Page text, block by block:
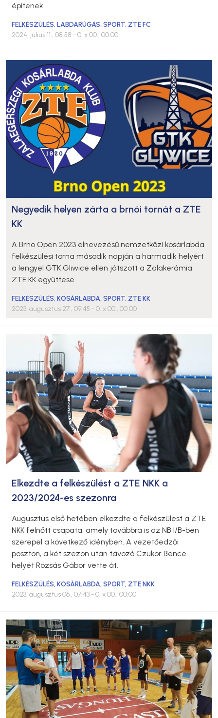
építenek.
FELKÉSZÜLÉS,LABDARÚGÁS,SPORT, ZTE FC
2024. július 11., 08:58 - 0. x 00., 00:00
Negyedik helyen zárta a brnói tornát a ZTE
KK
A Brno Open 2023 elnevezésű nemzetközi kosárlabda
felkészülési torna második napján a harmadik helyért
a lengyel GTK Gliwice ellen játszott a Zalakerámia
ZTE KK együttese.
FELKÉSZÜLÉS,KOSÁRLABDA,SPORT, ZTE KK
2023. augusztus 27., 09:45 - 0. x 00., 00:00
Elkezdte a felkészülést a ZTE NKK a
2023/2024-es szezonra
Augusztus első hetében elkezdte a felkészülést a ZTE
NKK felnőtt csapata, amely továbbra is az NB I/B-ben
szerepel a következő idényben. A vezetőedzői
poszton, a két szezon után távozó Czukor Bence
helyét Rózsás Gábor vette át.
FELKÉSZÜLÉS,KOSÁRLABDA,SPORT, ZTE NKK
2023. augusztus 06., 07:43 - 0. x 00., 00:00